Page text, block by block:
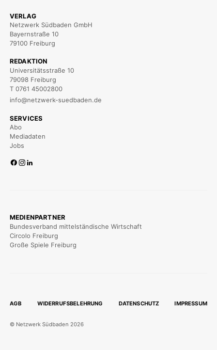
VERLAG
Netzwerk Südbaden GmbH
Bayernstraße 10
79100 Freiburg
REDAKTION
Universitätsstraße 10
79098 Freiburg
T 0761 45002800
info@netzwerk-suedbaden.de
SERVICES
Abo
Mediadaten
Jobs
MEDIENPARTNER
Bundesverband mittelständische Wirtschaft
Circolo Freiburg
Große Spiele Freiburg
AGB WIDERRUFSBELEHRUNG DATENSCHUTZ IMPRESSUM
© Netzwerk Südbaden 2026